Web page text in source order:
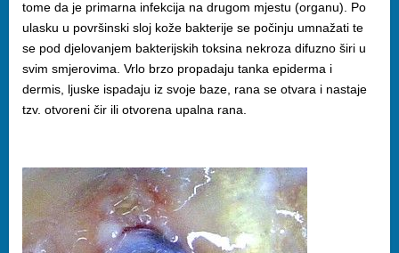
tome da je primarna infekcija na drugom mjestu (organu). Po
ulasku u površinski sloj kože bakterije se počinju umnažati te
se pod djelovanjem bakterijskih toksina nekroza difuzno širi u
svim smjerovima. Vrlo brzo propadaju tanka epiderma i
dermis, ljuske ispadaju iz svoje baze, rana se otvara i nastaje
tzv. otvoreni čir ili otvorena upalna rana.